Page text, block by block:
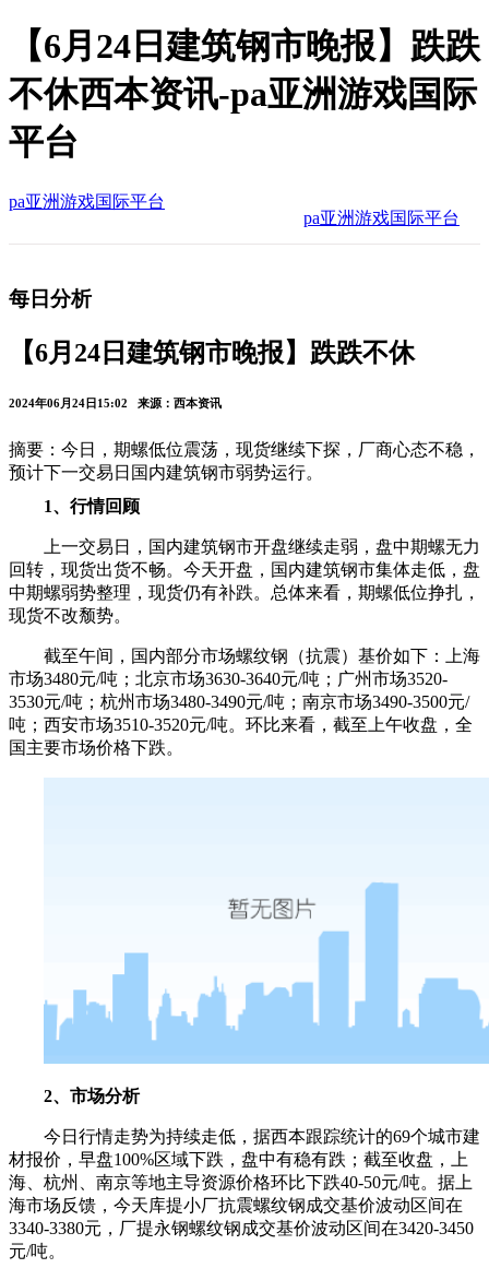
【6月24日建筑钢市晚报】跌跌
不休西本资讯-pa亚洲游戏国际
平台
pa亚洲游戏国际平台
pa亚洲游戏国际平台
每日分析
【6月24日建筑钢市晚报】跌跌不休
2024年06月24日15:02 来源：西本资讯
摘要：今日，期螺低位震荡，现货继续下探，厂商心态不稳，
预计下一交易日国内建筑钢市弱势运行。
1、行情回顾
上一交易日，国内建筑钢市开盘继续走弱，盘中期螺无力
回转，现货出货不畅。今天开盘，国内建筑钢市集体走低，盘
中期螺弱势整理，现货仍有补跌。总体来看，期螺低位挣扎，
现货不改颓势。
截至午间，国内部分市场螺纹钢（抗震）基价如下：上海
市场3480元/吨；北京市场3630-3640元/吨；广州市场3520-
3530元/吨；杭州市场3480-3490元/吨；南京市场3490-3500元/
吨；西安市场3510-3520元/吨。环比来看，截至上午收盘，全
国主要市场价格下跌。
2、市场分析
今日行情走势为持续走低，据西本跟踪统计的69个城市建
材报价，早盘100%区域下跌，盘中有稳有跌；截至收盘，上
海、杭州、南京等地主导资源价格环比下跌40-50元/吨。据上
海市场反馈，今天库提小厂抗震螺纹钢成交基价波动区间在
3340-3380元，厂提永钢螺纹钢成交基价波动区间在3420-3450
元/吨。